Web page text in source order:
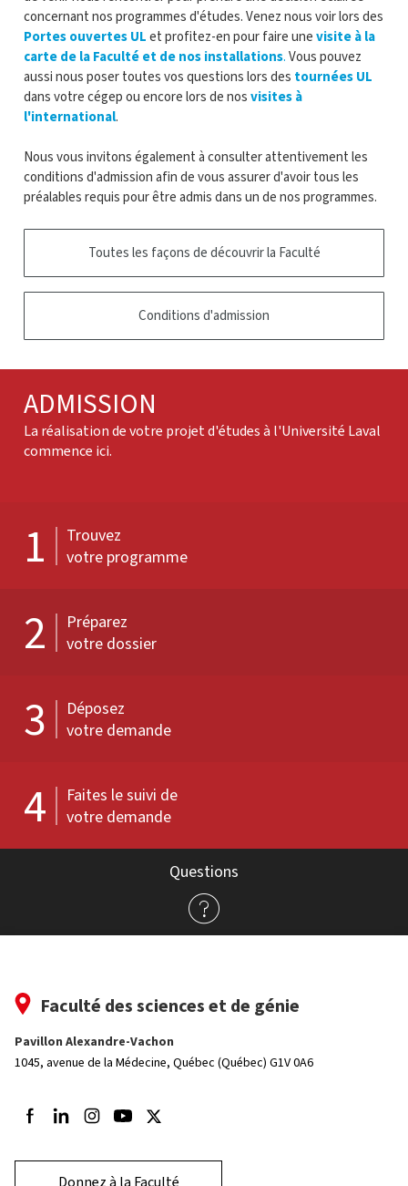
concernant nos programmes d'études. Venez nous voir lors des
Portes ouvertes UL et profitez-en pour faire une visite à la
carte de la Faculté et de nos installations. Vous pouvez
aussi nous poser toutes vos questions lors des tournées UL
dans votre cégep ou encore lors de nos visites à
l'international.
Nous vous invitons également à consulter attentivement les
conditions d'admission afin de vous assurer d'avoir tous les
préalables requis pour être admis dans un de nos programmes.
Toutes les façons de découvrir la Faculté
Conditions d'admission
ADMISSION
La réalisation de votre projet d'études à l'Université Laval
commence ici.
1
Trouvez
votre programme
2
Préparez
votre dossier
3
Déposez
votre demande
4
Faites le suivi de
votre demande
Questions
Faculté des sciences et de génie
Pavillon Alexandre-Vachon
1045, avenue de la Médecine, Québec (Québec) G1V 0A6
Suivez-nous sur Facebook
Suivez-nous sur LinkedIn
Suivez-nous sur Instagram
Suivez-nous sur Youtube
Suivez-nous sur Twitter
Donnez à la Faculté